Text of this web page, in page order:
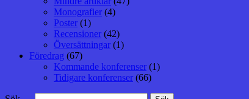
Monografier (4)
Poster (1)
Recensioner (42)
Översättningar (1)
Föredrag (67)
Kommande konferenser (1)
Tidigare konferenser (66)